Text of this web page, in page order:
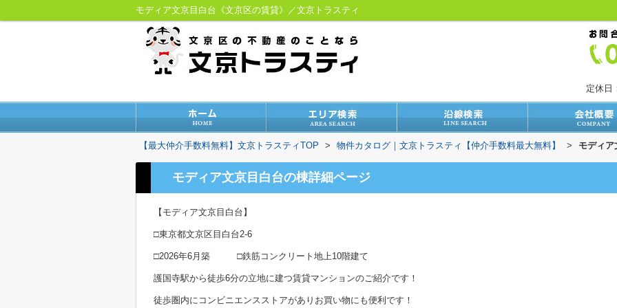
モディア文京目白台《文京区の賃貸》／文京トラスティ
定休日
【最大仲介手数料無料】文京トラスティTOP > 物件カタログ｜文京トラスティ【仲介手数料最大無料】 > モディア
モディア文京目白台の棟詳細ページ
【モディア文京目白台】
□東京都文京区目白台2-6
□2026年6月築 □鉄筋コンクリート地上10階建て
護国寺駅から徒歩6分の立地に建つ賃貸マンションのご紹介です！
徒歩圏内にコンビニエンスストアがありお買い物にも便利です！